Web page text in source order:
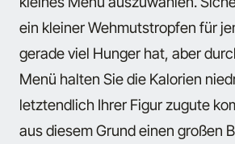
ein kleiner Wehmutstropfen für
gerade viel Hunger hat, aber
Menü halten Sie die Kalorien
letztendlich Ihrer Figur zugute
aus diesem Grund einen großen